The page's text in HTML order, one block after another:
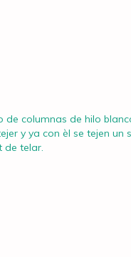
columnas de hilo
y ya con èl se tejen un
de telar.